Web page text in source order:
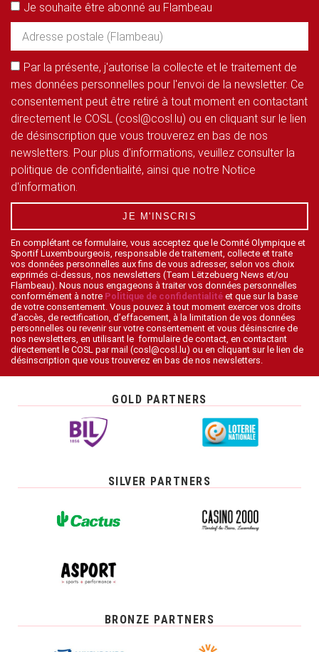
Je souhaite être abonné au Flambeau
Par la présente, j'autorise la collecte et le traitement de
mes données personnelles pour l'envoi de la newsletter. Ce
consentement peut être retiré à tout moment en contactant
directement le COSL (cosl@cosl.lu) ou en cliquant sur le lien
de désinscription que vous trouverez en bas de nos
newsletters. Pour plus d'informations, veuillez consulter la
politique de confidentialité, ainsi que notre Notice
d'information.
JE M'INSCRIS
En complétant ce formulaire, vous acceptez que le Comité Olympique et
Sportif Luxembourgeois, responsable de traitement, collecte et traite
vos données personnelles aux fins de vous adresser, selon vos choix
exprimés ci-dessus, nos newsletters (Team Lëtzebuerg News et/ou
Flambeau). Nous nous engageons à traiter vos données personnelles
conformément à notre Politique de confidentialité et que sur la base
de votre consentement. Vous pouvez à tout moment exercer vos droits
d’accès, de rectification, d’effacement, à la limitation de vos données
personnelles ou revenir sur votre consentement et vous désinscrire de
nos newsletters, en utilisant le formulaire de contact, en contactant
directement le COSL par mail (cosl@cosl.lu) ou en cliquant sur le lien de
désinscription que vous trouverez en bas de nos newsletters.
GOLD PARTNERS
SILVER PARTNERS
BRONZE PARTNERS